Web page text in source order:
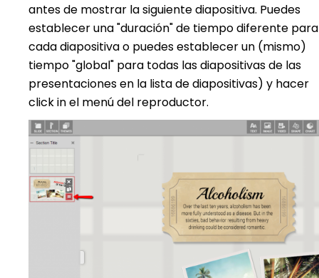
antes de mostrar la siguiente diapositiva. Puedes
establecer una "duración" de tiempo diferente para
cada diapositiva o puedes establecer un (mismo)
tiempo "global" para todas las diapositivas de las
presentaciones en la lista de diapositivas) y hacer
click in el menú del reproductor.